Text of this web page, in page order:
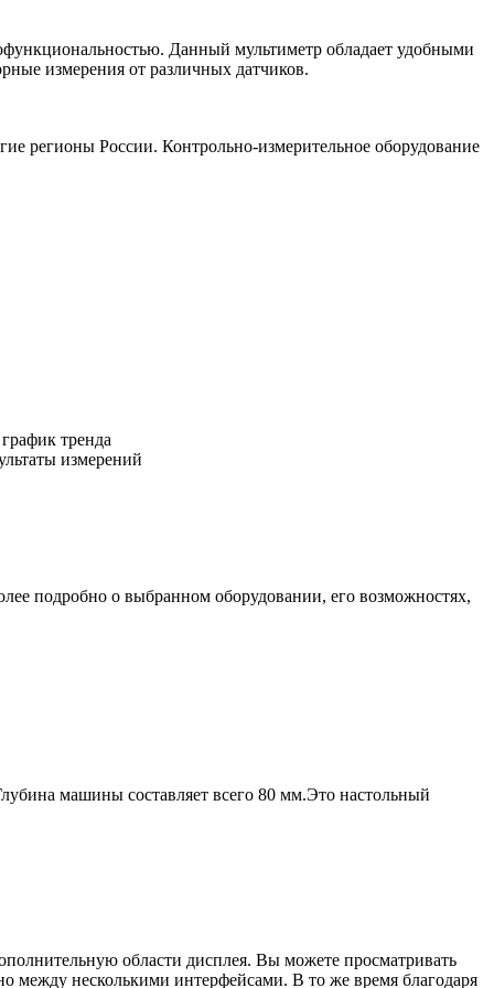
Данный мультиметр обладает удобными
измерения от различных датчиков.
регионы России. Контрольно-измерительное оборудование
тренда
измерений
подробно о выбранном оборудовании, его возможностях,
машины составляет всего 80 мм.Это настольный
области дисплея. Вы можете просматривать
между несколькими интерфейсами. В то же время благодаря